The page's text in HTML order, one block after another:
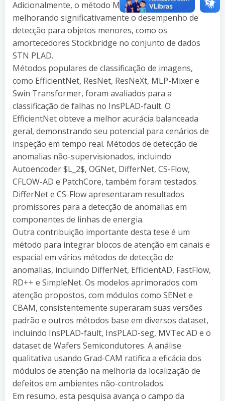
Adicionalmente, o método MS-PAD é proposto,
melhorando significativamente o desempenho de
detecção para objetos menores, como os
amortecedores Stockbridge no conjunto de dados
STN PLAD.
Métodos populares de classificação de imagens,
como EfficientNet, ResNet, ResNeXt, MLP-Mixer e
Swin Transformer, foram avaliados para a
classificação de falhas no InsPLAD-fault. O
EfficientNet obteve a melhor acurácia balanceada
geral, demonstrando seu potencial para cenários de
inspeção em tempo real. Métodos de detecção de
anomalias não-supervisionados, incluindo
Autoencoder $L_2$, OGNet, DifferNet, CS-Flow,
CFLOW-AD e PatchCore, também foram testados.
DifferNet e CS-Flow apresentaram resultados
promissores para a detecção de anomalias em
componentes de linhas de energia.
Outra contribuição importante desta tese é um
método para integrar blocos de atenção em canais e
espacial em vários métodos de detecção de
anomalias, incluindo DifferNet, EfficientAD, FastFlow,
RD++ e SimpleNet. Os modelos aprimorados com
atenção propostos, com módulos como SENet e
CBAM, consistentemente superaram suas versões
padrão e outros métodos base em diversos dataset,
incluindo InsPLAD-fault, InsPLAD-seg, MVTec AD e o
dataset de Wafers Semicondutores. A análise
qualitativa usando Grad-CAM ratifica a eficácia dos
módulos de atenção na melhoria da localização de
defeitos em ambientes não-controlados.
Em resumo, esta pesquisa avança o campo da